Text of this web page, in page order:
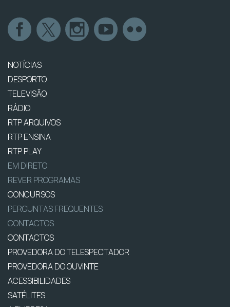
NOTÍCIAS
DESPORTO
TELEVISÃO
RÁDIO
RTP ARQUIVOS
RTP ENSINA
RTP PLAY
EM DIRETO
REVER PROGRAMAS
CONCURSOS
PERGUNTAS FREQUENTES
CONTACTOS
CONTACTOS
PROVEDORA DO TELESPECTADOR
PROVEDORA DO OUVINTE
ACESSIBILIDADES
SATÉLITES